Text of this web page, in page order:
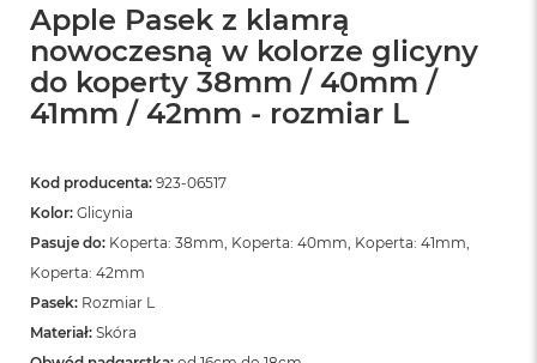
Apple Pasek z klamrą
nowoczesną w kolorze glicyny
do koperty 38mm / 40mm /
41mm / 42mm - rozmiar L
Kod producenta: 923-06517
Kolor: Glicynia
Pasuje do: Koperta: 38mm, Koperta: 40mm, Koperta: 41mm,
Koperta: 42mm
Pasek: Rozmiar L
Materiał: Skóra